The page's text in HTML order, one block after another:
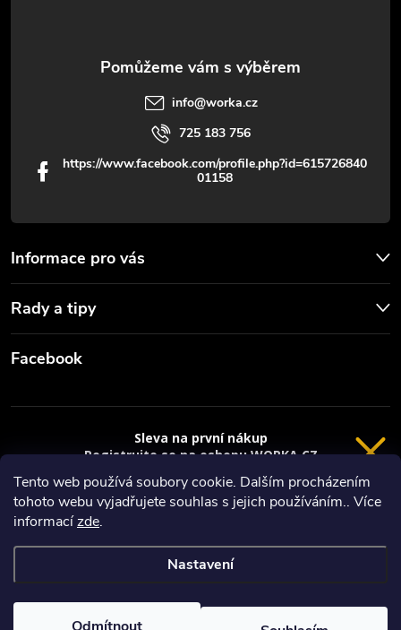
Tento web používá soubory cookie. Dalším procházením
tohoto webu vyjadřujete souhlas s jejich používáním.. Více
informacízde.
Nastavení
Informace pro vás
Rady a tipy
info@worka.cz
725 183 756
https://www.facebook.com/profile.php?id=615726840
01158
Facebook
Vytvořil Shoptet
Copyright 2026
VRÁCENÍ 14 DNÍ
Sleva na první nákup
Registrujte se na eshopu WORKA.CZ
sleva 100 Kč* na nákup je Vaše.
Registrace
Privacy policy